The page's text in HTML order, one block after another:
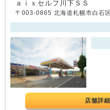
ａｉｘセルフ川下ＳＳ
〒003-0865 北海道札幌市白石
店舗詳